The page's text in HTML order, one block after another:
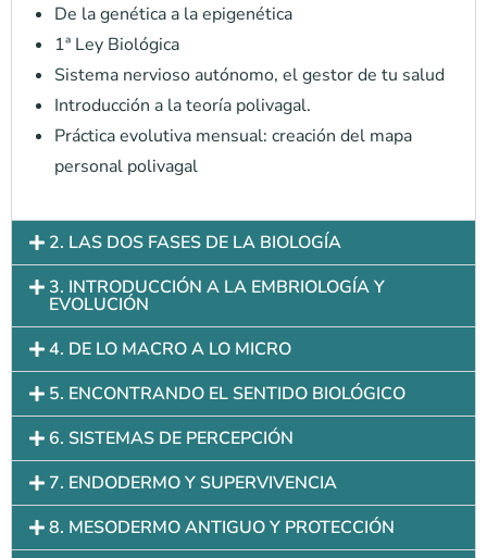
De la genética a la epigenética
1ª Ley Biológica
Sistema nervioso autónomo, el gestor de tu salud
Introducción a la teoría polivagal.
Práctica evolutiva mensual: creación del mapa
personal polivagal
2. LAS DOS FASES DE LA BIOLOGÍA
3. INTRODUCCIÓN A LA EMBRIOLOGÍA Y
EVOLUCIÓN
4. DE LO MACRO A LO MICRO
5. ENCONTRANDO EL SENTIDO BIOLÓGICO
6. SISTEMAS DE PERCEPCIÓN
7. ENDODERMO Y SUPERVIVENCIA
8. MESODERMO ANTIGUO Y PROTECCIÓN